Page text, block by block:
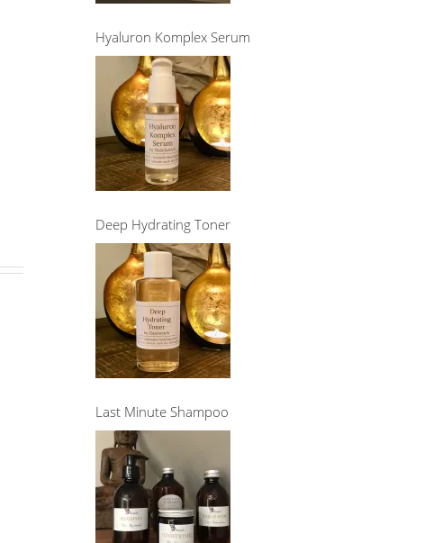
Hyaluron Komplex Serum
Deep Hydrating Toner
Last Minute Shampoo